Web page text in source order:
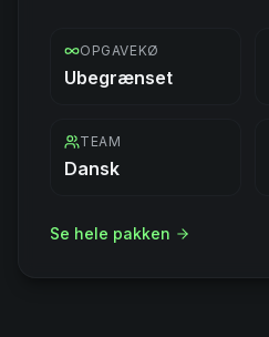
OPGAVEKØ
Ubegrænset
TEAM
Dansk
Se hele pakken